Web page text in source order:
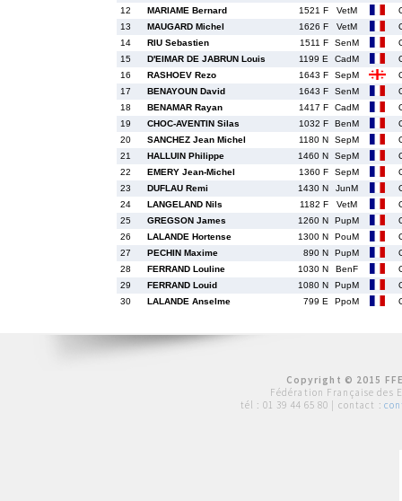
12
MARIAME Bernard 1521 F VetM
13
MAUGARD Michel 1626 F VetM
14
RIU Sebastien 1511 F SenM
15
D'EIMAR DE JABRUN Louis 1199 E CadM
16
RASHOEV Rezo 1643 F SepM
17
BENAYOUN David 1643 F SenM
18
BENAMAR Rayan 1417 F CadM
19
CHOC-AVENTIN Silas 1032 F BenM
20
SANCHEZ Jean Michel 1180 N SepM
21
HALLUIN Philippe 1460 N SepM
22
EMERY Jean-Michel 1360 F SepM
23
DUFLAU Remi 1430 N JunM
24
LANGELAND Nils 1182 F VetM
25
GREGSON James 1260 N PupM
26
LALANDE Hortense 1300 N PouM
27
PECHIN Maxime 890 N PupM
28
FERRAND Louline 1030 N BenF
29
FERRAND Louid 1080 N PupM
30
LALANDE Anselme 799 E PpoM
Copyright © 2015
Fédération Française des
tél : 01 39 44 65 80 | contact :